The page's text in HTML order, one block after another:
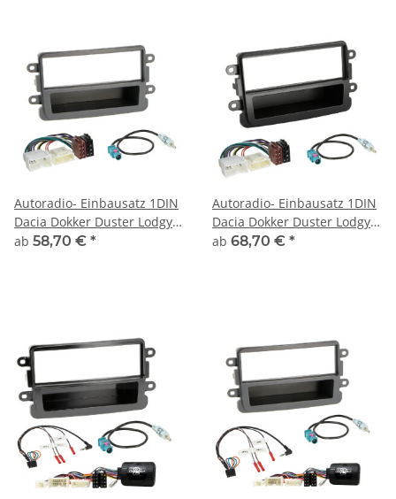
Autoradio- Einbausatz 1DIN
Dacia Dokker Duster Lodgy
Sandero ab 2012
ab 58,70 € *
Autoradio- Einbausatz 1DIN
Dacia Dokker Duster Lodgy
Sandero ab 2012
ab 68,70 € *